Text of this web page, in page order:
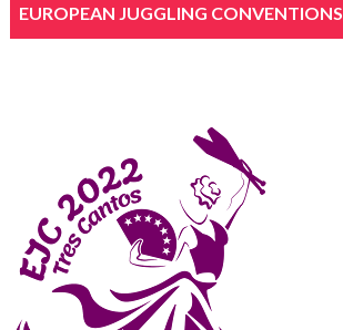
EUROPEAN JUGGLING CONVENTIONS